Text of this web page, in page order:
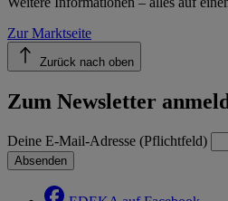
Zur Marktseite
Zurück nach oben
Zum Newsletter
Deine E-Mail-Adresse (Pflichtfeld)
Absenden